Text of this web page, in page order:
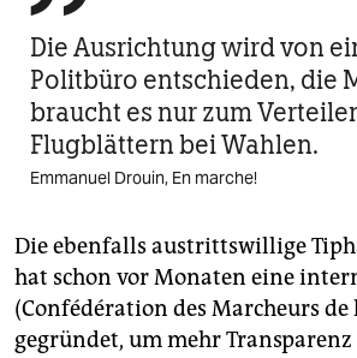
Die Ausrichtung wird von
Politbüro entschieden, die
braucht es nur zum
Flugblättern bei Wahlen.
Emmanuel Drouin, En marche!
Die ebenfalls austrittswillige
hat schon vor Monaten eine
(Confédération des Marcheurs de
gegründet, um mehr